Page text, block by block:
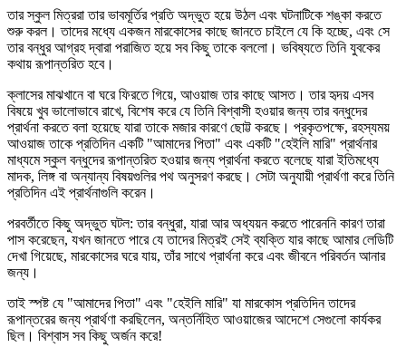
তার স্কুল মিত্ররা তার ভাবমূর্তির প্রতি অদ্ভুত হয়ে উঠল এবং ঘটনাটিকে শঙ্কা করতে
শুরু করল। তাদের মধ্যে একজন মারকোসের কাছে জানতে চাইলে যে কি হচ্ছে, এবং সে
তার বন্ধুর আগ্রহ দ্বারা পরাজিত হয়ে সব কিছু তাকে বললো। ভবিষ্যতে তিনি যুবকের
কথায় রূপান্তরিত হবে।
ক্লাসের মাঝখানে বা ঘরে ফিরতে গিয়ে, আওয়াজ তার কাছে আসত। তার হৃদয় এসব
বিষয়ে খুব ভালোভাবে রাখে, বিশেষ করে যে তিনি বিশ্বাসী হওয়ার জন্য তার বন্ধুদের
প্রার্থনা করতে বলা হয়েছে যারা তাকে মজার কারণে ছোট্ট করছে। প্রকৃতপক্ষে, রহস্যময়
আওয়াজ তাকে প্রতিদিন একটি "আমাদের পিতা" এবং একটি "হেইলি মারি" প্রার্থনার
মাধ্যমে স্কুল বন্ধুদের রূপান্তরিত হওয়ার জন্য প্রার্থনা করতে বলেছে যারা ইতিমধ্যে
মাদক, লিঙ্গ বা অন্যান্য বিষয়গুলির পথ অনুসরণ করছে। সেটা অনুযায়ী প্রার্থণা করে তিনি
প্রতিদিন এই প্রার্থনাগুলি করেন।
পরবর্তীতে কিছু অদ্ভুত ঘটল: তার বন্ধুরা, যারা আর অধ্যয়ন করতে পারেননি কারণ তারা
পাস করেছেন, যখন জানতে পারে যে তাদের মিত্রই সেই ব্যক্তি যার কাছে আমার লেডিটি
দেখা গিয়েছে, মারকোসের ঘরে যায়, তাঁর সাথে প্রার্থনা করে এবং জীবনে পরিবর্তন আনার
জন্য।
তাই স্পষ্ট যে "আমাদের পিতা" এবং "হেইলি মারি" যা মারকোস প্রতিদিন তাদের
রূপান্তরের জন্য প্রার্থণা করছিলেন, অন্তর্নিহিত আওয়াজের আদেশে সেগুলো কার্যকর
ছিল। বিশ্বাস সব কিছু অর্জন করে!